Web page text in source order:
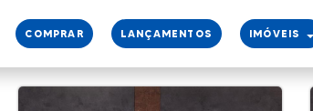
COMPRAR LANÇAMENTOS IMÓVEIS